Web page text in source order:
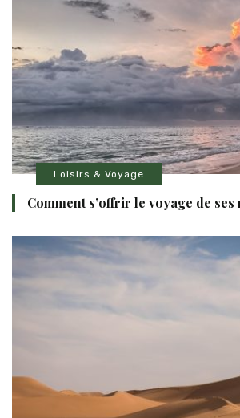
Loisirs & Voyage
Comment s’offrir le voyage de ses